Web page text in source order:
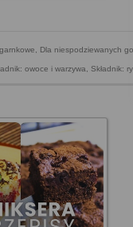
, Dla niespodziewanych
owoce i warzywa, Składnik: